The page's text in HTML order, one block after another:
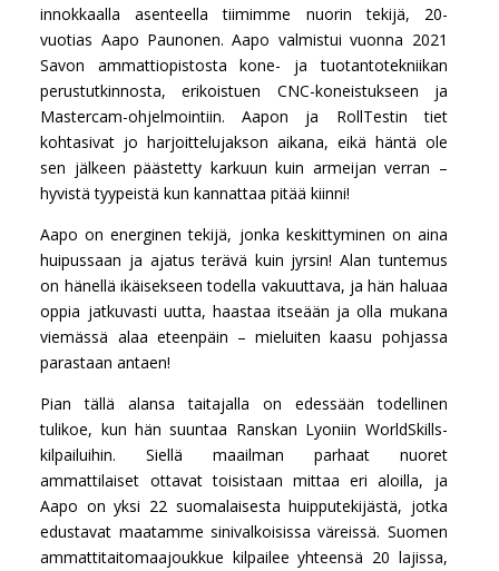
innokkaalla asenteella tiimimme nuorin tekijä, 20-
vuotias Aapo Paunonen. Aapo valmistui vuonna 2021
Savon ammattiopistosta kone- ja tuotantotekniikan
perustutkinnosta, erikoistuen CNC-koneistukseen ja
Mastercam-ohjelmointiin. Aapon ja RollTestin tiet
kohtasivat jo harjoittelujakson aikana, eikä häntä ole
sen jälkeen päästetty karkuun kuin armeijan verran –
hyvistä tyypeistä kun kannattaa pitää kiinni!
Aapo on energinen tekijä, jonka keskittyminen on aina
huipussaan ja ajatus terävä kuin jyrsin! Alan tuntemus
on hänellä ikäisekseen todella vakuuttava, ja hän haluaa
oppia jatkuvasti uutta, haastaa itseään ja olla mukana
viemässä alaa eteenpäin – mieluiten kaasu pohjassa
parastaan antaen!
Pian tällä alansa taitajalla on edessään todellinen
tulikoe, kun hän suuntaa Ranskan Lyoniin WorldSkills-
kilpailuihin. Siellä maailman parhaat nuoret
ammattilaiset ottavat toisistaan mittaa eri aloilla, ja
Aapo on yksi 22 suomalaisesta huipputekijästä, jotka
edustavat maatamme sinivalkoisissa väreissä. Suomen
ammattitaitomaajoukkue kilpailee yhteensä 20 lajissa,